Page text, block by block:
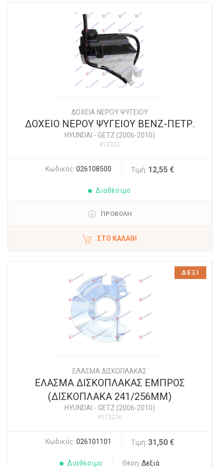
ΔΟΧΕΙΑ ΝΕΡΟΥ ΨΥΓΕΙΟΥ
ΔΟΧΕΙΟ ΝΕΡΟΥ ΨΥΓΕΙΟΥ ΒΕΝΖ-ΠΕΤΡ.
HYUNDAI - GETZ (2006-2010)
#12322
Κωδικός: 026108500 Τιμή: 12,55 €
Διαθέσιμο
ΠΡΟΒΟΛΗ
ΣΤΟ ΚΑΛΆΘΙ
ΕΛΑΣΜΑ ΔΙΣΚΟΠΛΑΚΑΣ
ΕΛΑΣΜΑ ΔΙΣΚΟΠΛΑΚΑΣ ΕΜΠΡΟΣ
(ΔΙΣΚΟΠΛΑΚΑ 241/256ΜΜ)
HYUNDAI - GETZ (2006-2010)
#173226
Κωδικός: 026101101 Τιμή: 31,50 €
Διαθέσιμο Θέση: Δεξιά
ΔΕΞΙ